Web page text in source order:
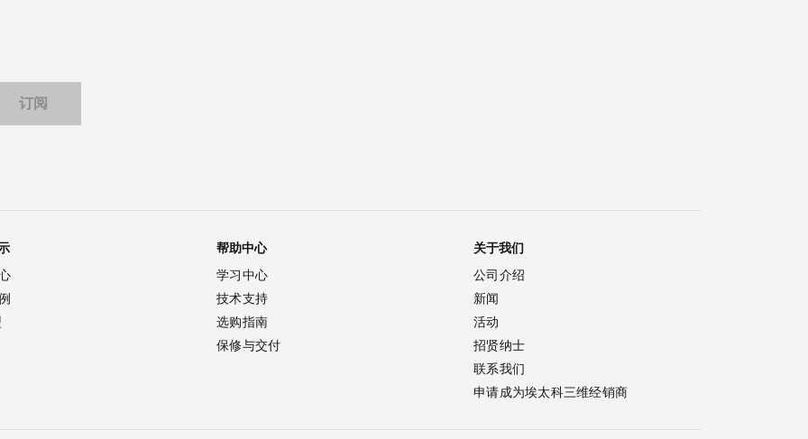
帮助中心
学习中心
技术支持
选购指南
保修与交付
关于我们
公司介绍
新闻
活动
招贤纳士
联系我们
申请成为埃太科三维经销商